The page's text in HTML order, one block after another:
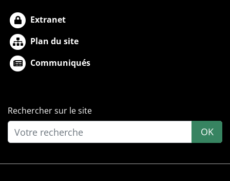
Extranet
Plan du site
Communiqués
Rechercher sur le site
OK